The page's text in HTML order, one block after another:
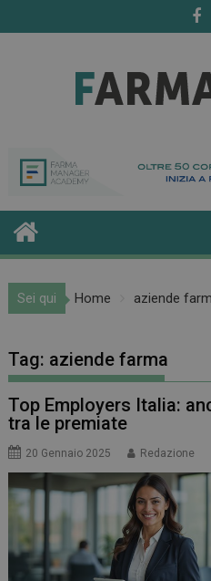
to
Sei qui Home aziende
Tag: aziende farma
Top Employers Italia:
tra le premiate
20 Gennaio 2025 Redazione